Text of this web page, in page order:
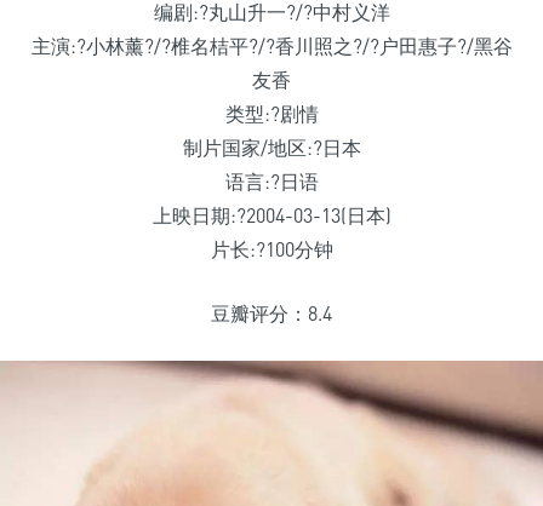
编剧:?丸山升一?/?中村义洋
主演:?小林薰?/?椎名桔平?/?香川照之?/?户田惠子?/黑谷
友香
类型:?剧情
制片国家/地区:?日本
语言:?日语
上映日期:?2004-03-13(日本)
片长:?100分钟
豆瓣评分：8.4